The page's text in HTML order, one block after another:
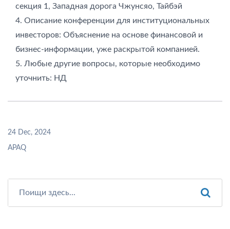
секция 1, Западная дорога Чжунсяо, Тайбэй
4. Описание конференции для институциональных
инвесторов: Объяснение на основе финансовой и
бизнес-информации, уже раскрытой компанией.
5. Любые другие вопросы, которые необходимо
уточнить: НД
24 Dec, 2024
APAQ